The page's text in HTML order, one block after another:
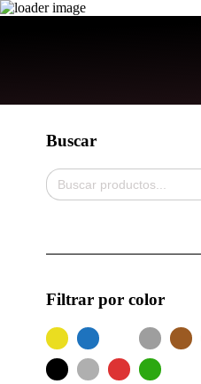
Buscar
Search
for:
Filtrar por color